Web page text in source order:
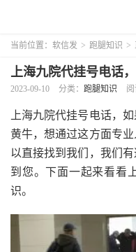
当前位置： 软信发 > 跑腿知识 >
上海九院代挂号电话
2023-09-10 分类： 跑腿知识
上海九院代挂号电话，
黄牛，想通过这方面专
以直接找到我们，我们
到您。下面一起来看看
识。